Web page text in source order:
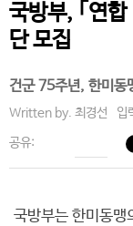
국방부, ｢연
단 모집
건군 75주년, 한미동
Written by. 최경선 입
공유:
국방부는 한미동